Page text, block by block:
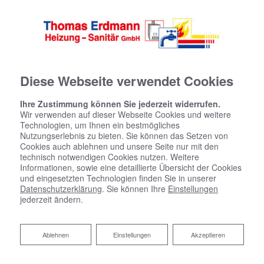
Hygienisch, komfortabel und
sicher: Trinkwasserhygiene
Diese Webseite verwendet Cookies
Ihre Zustimmung können Sie jederzeit widerrufen.
Wir verwenden auf dieser Webseite Cookies und weitere
Technologien, um Ihnen ein bestmögliches
Nutzungserlebnis zu bieten. Sie können das Setzen von
Cookies auch ablehnen und unsere Seite nur mit den
technisch notwendigen Cookies nutzen. Weitere
Informationen, sowie eine detaillierte Übersicht der Cookies
und eingesetzten Technologien finden Sie in unserer
Datenschutzerklärung. Sie können Ihre Einstellungen
jederzeit ändern.
Akzeptieren
Einstellungen
Ablehnen
Ablehnen